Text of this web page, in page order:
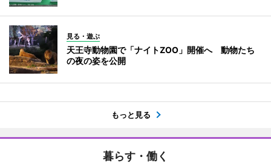
見る・遊ぶ
天王寺動物園で「ナイトZOO」開催へ 動物たち
の夜の姿を公開
もっと見る
暮らす・働く